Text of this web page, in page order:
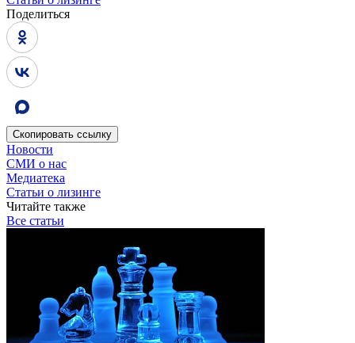
Поделиться
Скопировать ссылку
Новости
СМИ о нас
Медиатека
Статьи о лизинге
Читайте также
Все статьи